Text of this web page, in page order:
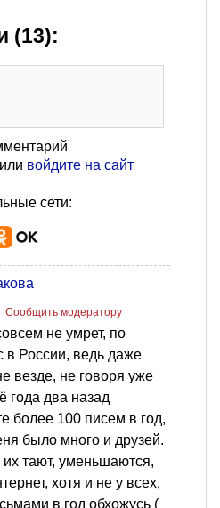
(13):
или войдите на сайт
сети:
Сообщить модератору
не умрет, по
в России, ведь даже
везде, не говоря уже
года два назад
более 100 писем в год,
было много и друзей.
тают, уменьшаются,
хотя и не у всех,
в год обхожусь (